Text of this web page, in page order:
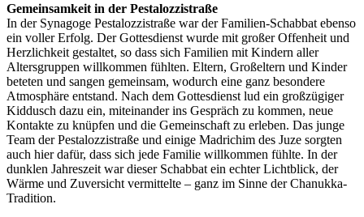
Gemeinsamkeit in der Pestalozzistraße
In der Synagoge Pestalozzistraße war der Familien-Schabbat ebenso
ein voller Erfolg. Der Gottesdienst wurde mit großer Offenheit und
Herzlichkeit gestaltet, so dass sich Familien mit Kindern aller
Altersgruppen willkommen fühlten. Eltern, Großeltern und Kinder
beteten und sangen gemeinsam, wodurch eine ganz besondere
Atmosphäre entstand. Nach dem Gottesdienst lud ein großzügiger
Kiddusch dazu ein, miteinander ins Gespräch zu kommen, neue
Kontakte zu knüpfen und die Gemeinschaft zu erleben. Das junge
Team der Pestalozzistraße und einige Madrichim des Juze sorgten
auch hier dafür, dass sich jede Familie willkommen fühlte. In der
dunklen Jahreszeit war dieser Schabbat ein echter Lichtblick, der
Wärme und Zuversicht vermittelte – ganz im Sinne der Chanukka-
Tradition.